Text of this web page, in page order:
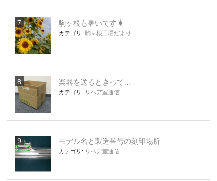
駒ヶ根も暑いです☀
カテゴリ: 駒ヶ根工場だより
楽器を送るときって…
カテゴリ: リペア室通信
モデル名と製造番号の刻印場所
カテゴリ: リペア室通信